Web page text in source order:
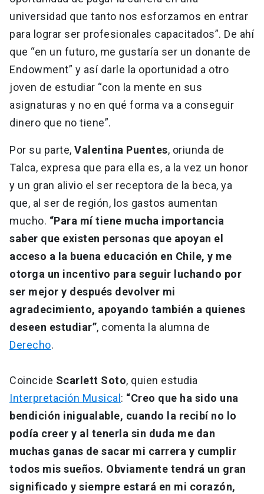
universidad que tanto nos esforzamos en entrar
para lograr ser profesionales capacitados”. De ahí
que “en un futuro, me gustaría ser un donante de
Endowment” y así darle la oportunidad a otro
joven de estudiar “con la mente en sus
asignaturas y no en qué forma va a conseguir
dinero que no tiene”.
Por su parte, Valentina Puentes, oriunda de
Talca, expresa que para ella es, a la vez un honor
y un gran alivio el ser receptora de la beca, ya
que, al ser de región, los gastos aumentan
mucho. “Para mí tiene mucha importancia
saber que existen personas que apoyan el
acceso a la buena educación en Chile, y me
otorga un incentivo para seguir luchando por
ser mejor y después devolver mi
agradecimiento, apoyando también a quienes
deseen estudiar”, comenta la alumna de
Derecho.
Coincide Scarlett Soto, quien estudia
Interpretación Musical : “Creo que ha sido una
bendición inigualable, cuando la recibí no lo
podía creer y al tenerla sin duda me dan
muchas ganas de sacar mi carrera y cumplir
todos mis sueños. Obviamente tendrá un gran
significado y siempre estará en mi corazón,